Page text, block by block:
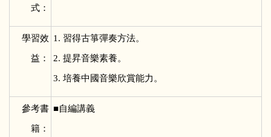
式：
學習效
益：
1. 習得古箏彈奏方法。
2. 提昇音樂素養。
3. 培養中國音樂欣賞能力。
參考書
籍：
■自編講義